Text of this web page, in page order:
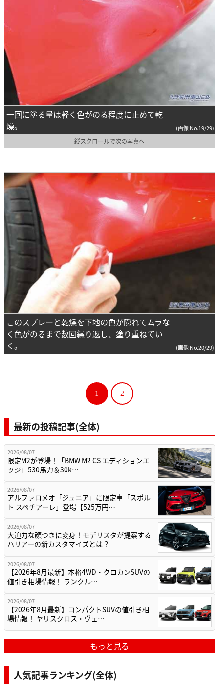
一回に塗る量は軽く色がのる程度に止めて乾
燥。
(画像 No.19/29)
縦スクロールで次の写真へ
このスプレーと乾燥を下地の色が隠れてムラな
く色がのるまで数回繰り返し、塗り重ねてい
く。
(画像 No.20/29)
1 2
最新の投稿記事(全体)
2026/08/07
限定M2が登場！「BMW M2 CS エディションエ
ッジ」530馬力＆30k…
2026/08/07
アルファロメオ「ジュニア」に限定車「スポル
ト スペチアーレ」登場【525万円…
2026/08/07
大迫力な顔つきに変身！モデリスタが提案する
ハリアーの新カスタマイズとは？
2026/08/07
【2026年8月最新】本格4WD・クロカンSUVの
値引き相場情報！ ランクル…
2026/08/07
【2026年8月最新】コンパクトSUVの値引き相
場情報！ ヤリスクロス・ヴェ…
もっと見る
人気記事ランキング(全体)